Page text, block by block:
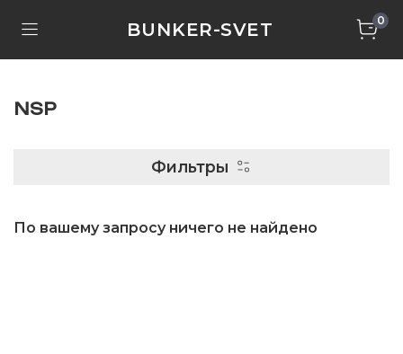
BUNKER-SVET 0
NSP
Фильтры
По вашему запросу ничего не найдено